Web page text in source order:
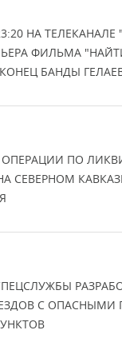
НА ТЕЛЕКАНАЛЕ
ФИЛЬМА
БАНДЫ
ПО
СЕВЕРНОМ
С ОПАСНЫМИ